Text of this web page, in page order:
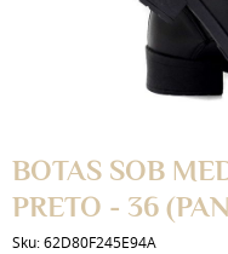
BOTAS SOB
PRETO - 36
Sku:62D80F245E94A